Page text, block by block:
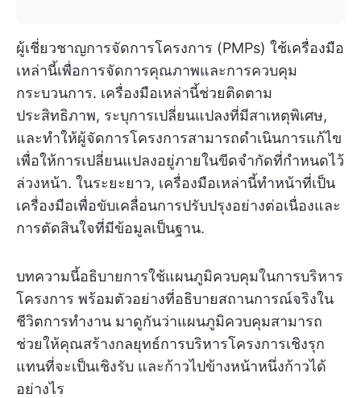
ผู้เชี่ยวชาญการจัดการโครงการ (PMPs) ใช้เครื่องมือ
เหล่านี้เพื่อการจัดการคุณภาพและการควบคุม
กระบวนการ. เครื่องมือเหล่านี้ช่วยติดตาม
ประสิทธิภาพ, ระบุการเปลี่ยนแปลงที่มีสาเหตุพิเศษ,
และทำให้ผู้จัดการโครงการสามารถดำเนินการแก้ไข
เพื่อให้การเปลี่ยนแปลงอยู่ภายในขีดจำกัดที่กำหนดไว้
ล่วงหน้า. ในระยะยาว, เครื่องมือเหล่านี้ทำหน้าที่เป็น
เครื่องมือเพื่อขับเคลื่อนการปรับปรุงอย่างต่อเนื่องและ
การตัดสินใจที่มีข้อมูลเป็นฐาน.
บทความนี้อธิบายการใช้แผนภูมิควบคุมในการบริหาร
โครงการ พร้อมตัวอย่างที่อธิบายสถานการณ์จริงใน
ชีวิตการทำงาน มาดูกันว่าแผนภูมิควบคุมสามารถ
ช่วยให้คุณสร้างกลยุทธ์การบริหารโครงการเชิงรุก
แทนที่จะเป็นเชิงรับ และก้าวไปข้างหน้าหนึ่งก้าวได้
อย่างไร